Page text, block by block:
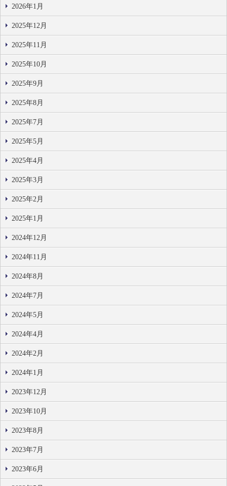
2026年1月
2025年12月
2025年11月
2025年10月
2025年9月
2025年8月
2025年7月
2025年5月
2025年4月
2025年3月
2025年2月
2025年1月
2024年12月
2024年11月
2024年8月
2024年7月
2024年5月
2024年4月
2024年2月
2024年1月
2023年12月
2023年10月
2023年8月
2023年7月
2023年6月